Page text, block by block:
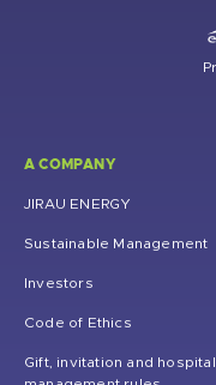
A COMPANY
JIRAU ENERGY
Sustainable Management
Investors
Code of Ethics
Gift, invitation and